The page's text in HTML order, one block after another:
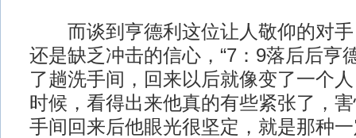
而谈到亨德利这位让人敬仰的对手
还是缺乏冲击的信心，“7：9落后后亨
了趟洗手间，回来以后就像变了一个
时候，看得出来他真的有些紧张了，
手间回来后他眼光很坚定，就是那种